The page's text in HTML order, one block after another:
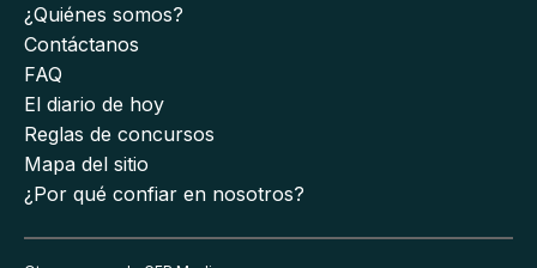
¿Quiénes somos?
Contáctanos
FAQ
El diario de hoy
Reglas de concursos
Mapa del sitio
¿Por qué confiar en nosotros?